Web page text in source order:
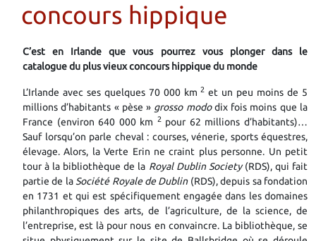
concours hippique
C’est en Irlande que vous pourrez vous plonger dans le
catalogue du plus vieux concours hippique du monde
L’Irlande avec ses quelques 70 000 km2 et un peu moins de 5
millions d’habitants « pèse » grosso mododix fois moins que la
France (environ 640 000 km 2 pour 62 millions d’habitants)…
Sauf lorsqu’on parle cheval : courses, vénerie, sports équestres,
élevage. Alors, la Verte Erin ne craint plus personne. Un petit
tour à la bibliothèque de la Royal Dublin Society(RDS), qui fait
partie de la Société Royale de Dublin (RDS), depuis sa fondation
en 1731 et qui est spécifiquement engagée dans les domaines
philanthropiques des arts, de l’agriculture, de la science, de
l’entreprise, est là pour nous en convaincre. La bibliothèque, se